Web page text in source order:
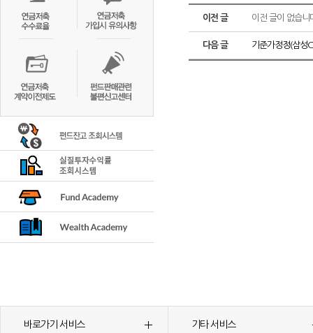
이전 글 이전 글이 없습니
다음 글 기준가정정(삼성
바로가기 서비스 기타 서비스